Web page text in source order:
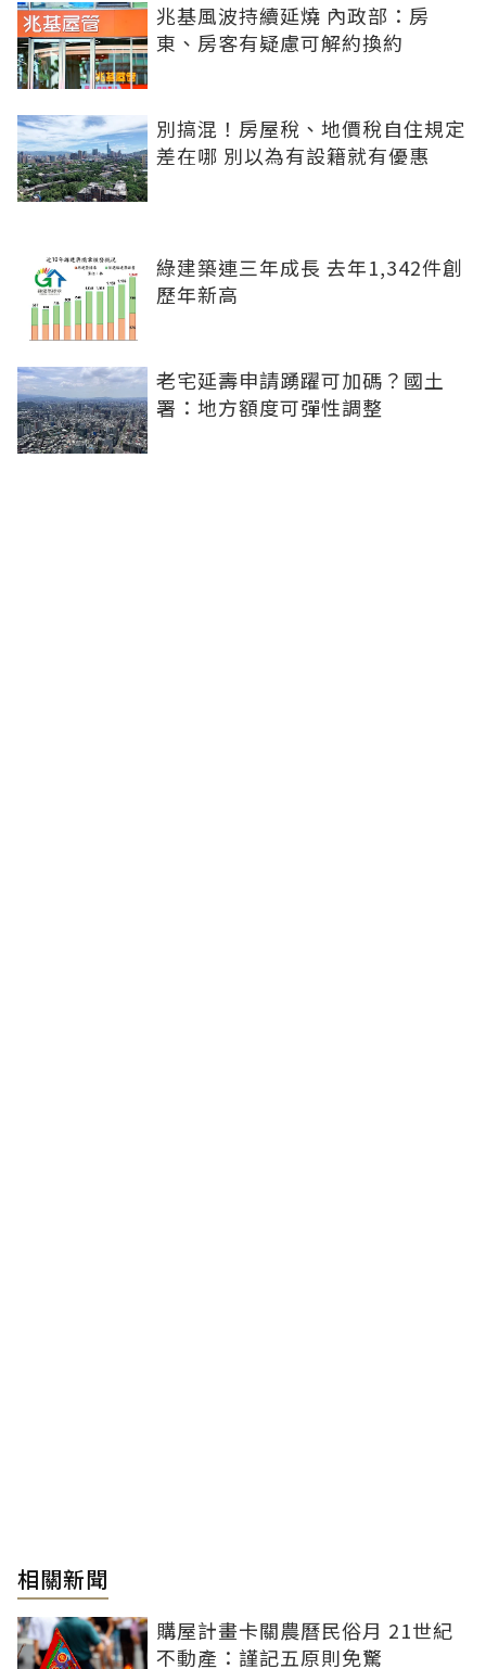
兆基風波持續延燒 內政部：房
東、房客有疑慮可解約換約
別搞混！房屋稅、地價稅自住規定
差在哪 別以為有設籍就有優惠
綠建築連三年成長 去年1,342件創
歷年新高
老宅延壽申請踴躍可加碼？國土
署：地方額度可彈性調整
相關新聞
購屋計畫卡關農曆民俗月 21世紀
不動產：謹記五原則免驚